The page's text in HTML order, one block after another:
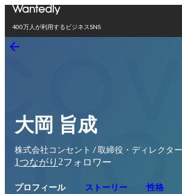
400万人が利用するビジネスSNS
大岡 旨成
株式会社コンセント / 取締役・ディレクター
1つながり 2フォロワー
プロフィール ストーリー 性格